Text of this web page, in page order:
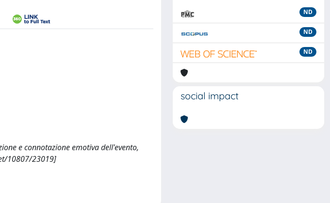
e connotazione emotiva dell'evento,
10807/23019]
ND
ND
ND
social impact